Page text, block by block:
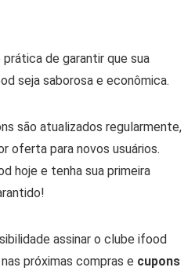
prática de garantir que sua
seja saborosa e econômica.
são atualizados regularmente,
oferta para novos usuários.
hoje e tenha sua primeira
assinar o clube ifood
próximas compras e cupons